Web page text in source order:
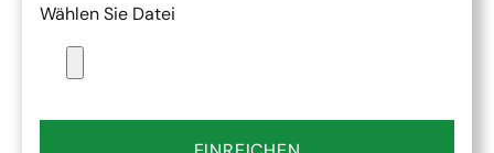
Wählen Sie Datei